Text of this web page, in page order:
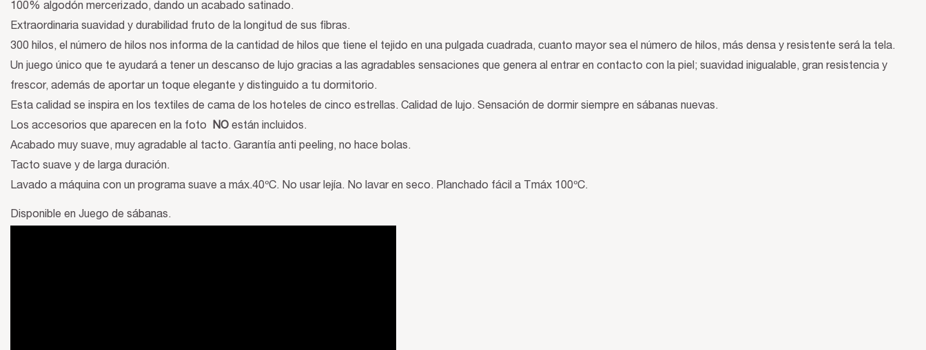
100% algodón mercerizado, dando un acabado satinado.
Extraordinaria suavidad y durabilidad fruto de la longitud de sus fibras.
300 hilos, el número de hilos nos informa de la cantidad de hilos que tiene el tejido en una pulgada cuadrada, cuanto mayor sea el número de hilos, más densa y resistente será la tela.
Un juego único que te ayudará a tener un descanso de lujo gracias a las agradables sensaciones que genera al entrar en contacto con la piel; suavidad inigualable, gran resistencia y
frescor, además de aportar un toque elegante y distinguido a tu dormitorio.
Esta calidad se inspira en los textiles de cama de los hoteles de cinco estrellas. Calidad de lujo. Sensación de dormir siempre en sábanas nuevas.
Los accesorios que aparecen en la foto NO están incluidos.
Acabado muy suave, muy agradable al tacto. Garantía anti peeling, no hace bolas.
Tacto suave y de larga duración.
Lavado a máquina con un programa suave a máx.40ºC. No usar lejía. No lavar en seco. Planchado fácil a Tmáx 100ºC.
Disponible en Juego de sábanas.